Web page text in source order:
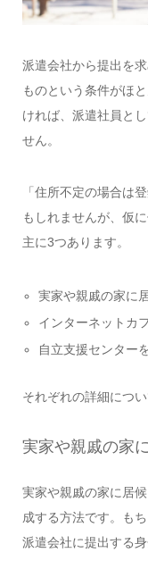
派遣会社から提出を
ものという条件がほ
ければ、派遣社員と
せん。
「住所不定の場合は
もしれませんが、仮
主に3つあります。
実家や親戚の家に
インターネットカ
自立支援センター
それぞれの詳細につ
実家や親戚の家
実家や親戚の家に居
成する方法です。も
派遣会社に提出する